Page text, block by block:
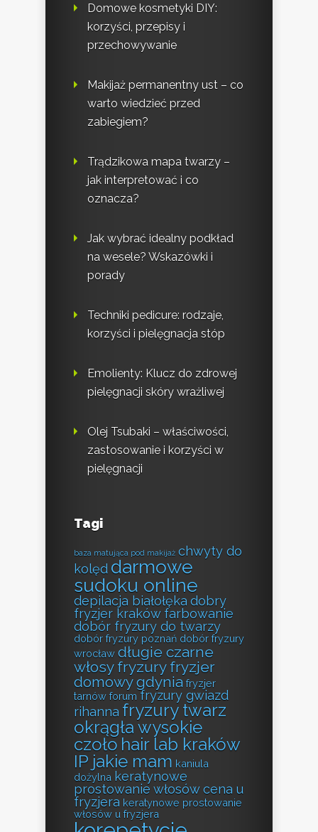
Domowe kosmetyki DIY:
korzyści, przepisy i
przechowywanie
Makijaż permanentny ust – co
warto wiedzieć przed
zabiegiem?
Trądzikowa mapa twarzy –
jak interpretować i co
oznacza?
Jak wybrać idealny podkład
na wesele? Wskazówki i
porady
Techniki pedicure: rodzaje,
korzyści i pielęgnacja stóp
Emolienty: Klucz do zdrowej
pielęgnacji skóry wrażliwej
Olej Tsubaki – właściwości,
zastosowanie i korzyści w
pielęgnacji
Tagi
baza matująca pod makijaż chwyty do
kolęd darmowe
sudoku online
depilacja białołęka dobry
fryzjer kraków farbowanie
dobór fryzury do twarzy
dobór fryzury poznań dobór fryzury
wrocław długie czarne
włosy fryzury fryzjer
domowy gdynia fryzjer
tarnów forum fryzury gwiazd
rihanna fryzury twarz
okrągła wysokie
czoło hair lab kraków
IP jakie mam kaniula
dożylna keratynowe
prostowanie włosów cena u
fryzjera keratynowe prostowanie
włosów u fryzjera